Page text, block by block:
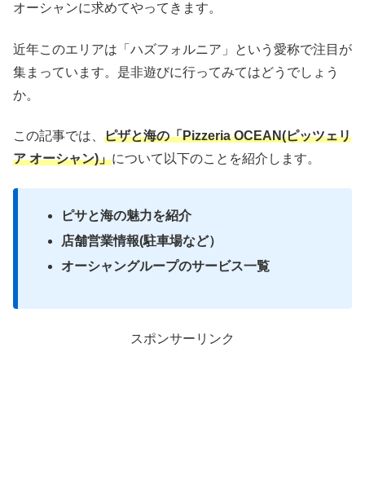
オーシャンに求めてやってきます。
近年このエリアは「ハズフォルニア」という愛称で注目が
集まっています。是非遊びに行ってみてはどうでしょう
か。
この記事では、 ピザと海の「Pizzeria OCEAN(ピッツェリ
ア オーシャン)」について以下のことを紹介します。
ピサと海の魅力を紹介
店舗営業情報(駐車場など）
オーシャングループのサービス一覧
スポンサーリンク